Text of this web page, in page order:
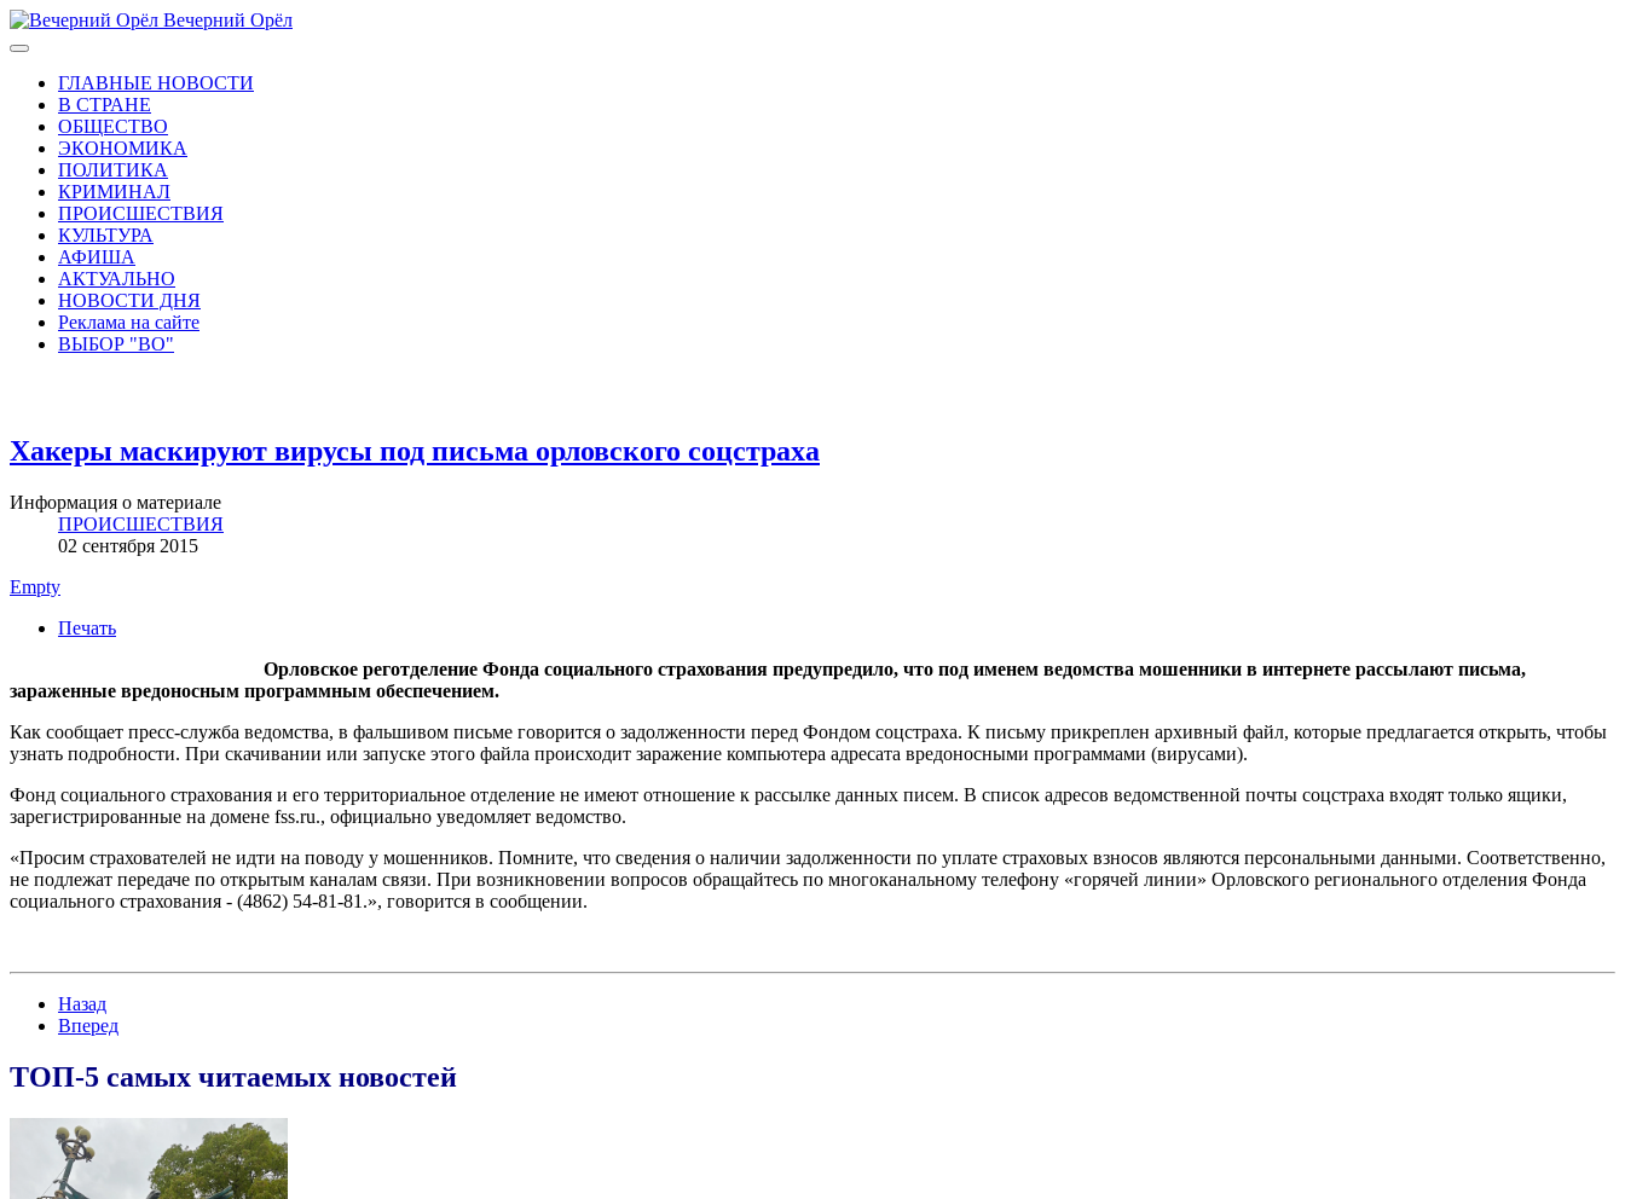
Вечерний Орёл
ГЛАВНЫЕ НОВОСТИ
В СТРАНЕ
ОБЩЕСТВО
ЭКОНОМИКА
ПОЛИТИКА
КРИМИНАЛ
ПРОИСШЕСТВИЯ
КУЛЬТУРА
АФИША
АКТУАЛЬНО
НОВОСТИ ДНЯ
Реклама на сайте
ВЫБОР "ВО"
Хакеры маскируют вирусы под письма орловского соцстраха
Информация о материале
ПРОИСШЕСТВИЯ
02 сентября 2015
Empty
Печать
Орловское реготделение Фонда социального страхования предупредилo, что под именем ведомства мошенники в интернете рассылают письма,
зараженные вредоносным программным обеспечением.
Как сообщает пресс-служба ведомства, в фальшивом письме говорится о задолженности перед Фондом соцстраха. К письму прикреплен архивный файл, которые предлагается открыть, чтобы
узнать подробности. При скачивании или запуске этого файла происходит заражение компьютера адресата вредоносными программами (вирусами).
Фонд социального страхования и его территориальное отделение не имеют отношение к рассылке данных писем. В список адресов ведомственной почты соцстраха входят только ящики,
зарегистрированные на домене fss.ru., официально уведомляет ведомство.
«Просим страхователей не идти на поводу у мошенников. Помните, что сведения о наличии задолженности по уплате страховых взносов являются персональными данными. Соответственно,
не подлежат передаче по открытым каналам связи. При возникновении вопросов обращайтесь по многоканальному телефону «горячей линии» Орловского регионального отделения Фонда
социального страхования - (4862) 54-81-81.», говорится в сообщении.
Назад
Вперед
ТОП-5 самых читаемых новостей